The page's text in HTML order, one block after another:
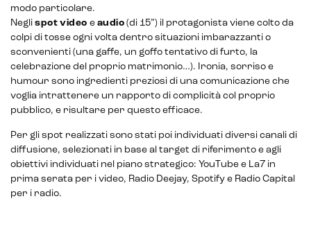
modo particolare.
Negli spot video e audio (di 15”) il protagonista viene colto da
colpi di tosse ogni volta dentro situazioni imbarazzanti o
sconvenienti (una gaffe, un goffo tentativo di furto, la
celebrazione del proprio matrimonio…). Ironia, sorriso e
humour sono ingredienti preziosi di una comunicazione che
voglia intrattenere un rapporto di complicità col proprio
pubblico, e risultare per questo efficace.
Per gli spot realizzati sono stati poi individuati diversi canali di
diffusione, selezionati in base al target di riferimento e agli
obiettivi individuati nel piano strategico: YouTube e La7 in
prima serata per i video, Radio Deejay, Spotify e Radio Capital
per i radio.